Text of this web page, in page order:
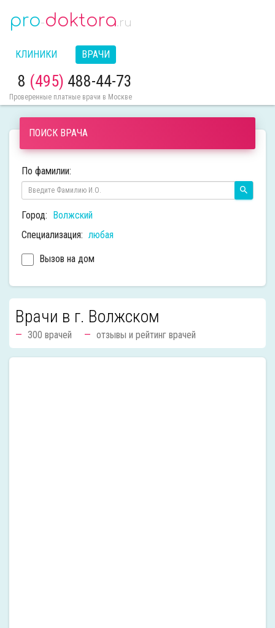
pro-doktora.ru
КЛИНИКИ ВРАЧИ
8 (495) 488-44-73
Проверенные платные врачи в Москве
ПОИСК ВРАЧА
По фамилии:
Город: Волжский
Специализация: любая
Вызов на дом
Врачи в г. Волжском
300 врачей отзывы и рейтинг врачей